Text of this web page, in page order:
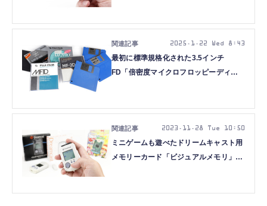
最初に標準規格化された3.5インチ
FD「倍密度マイクロフロッピーディス
2025.1.22 Wed 8:43
ミニゲームも遊べたドリームキャスト用
メモリーカード「ビジュアルメモリ」
2023.11.28 Tue 10:50